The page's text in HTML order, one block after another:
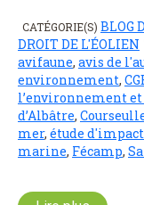
CATÉGORIE(S) BLOG
DROIT DE L'ÉOLIEN
avifaune, avis de
environnement,
l’environnement
d’Albâtre,
mer, étude d'impact
marine, Fécamp,